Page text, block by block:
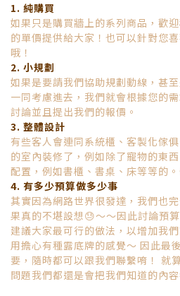
1. 純購買
如果只是購買牆上的系列商品， 歡
的單價提供給大家！也可以針對您
哦！
2. 小規劃
如果是要請我們協助規劃動線，甚
一同考慮進去，我們就會根據您的
討論並且提出我們的報價。
3. 整體設計
有些客人會連同系統櫃、客製化傢
的室內裝修了，例如除了寵物的東
配置，例如書櫃、書桌、床等等的
4. 有多少預算做多少事
其實因為網路世界很發達，我們也
果真的不堪設想😓～～因此討論預
建議大家最可行的做法，以增加我
用擔心有種露底牌的感覺～ 因此最
要，隨時都可以跟我們聯繫唷！ 就
問題我們都還是會把我們知道的內